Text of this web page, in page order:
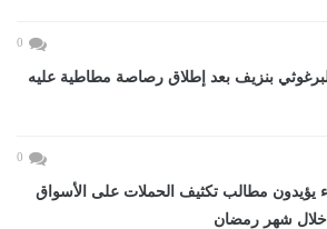
0
بنزيف بعد إطلاق رصاصة مطاطية عليه
0
يؤيدون مطالب تكثيف الحملات على الأسواق
خلال شهر رمضان